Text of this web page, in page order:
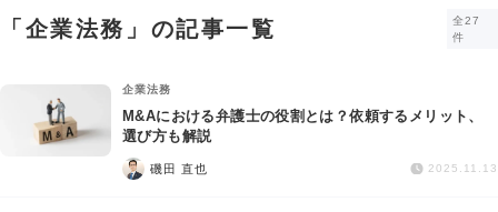
全て
法律相談
弁護士を探す
おすすめ弁護士診断
「企業法務」の記事一覧
全27
件
企業法務
M&Aにおける弁護士の役割とは？依頼するメリット、
選び方も解説
磯田 直也 2025.11.13